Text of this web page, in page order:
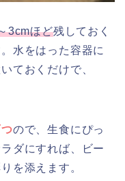
3cmほど残しておく
水をはった容器に
ておくだけで、
ので、生食にぴっ
ダにすれば、ビー
を添えます。